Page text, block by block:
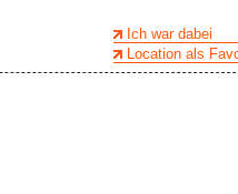
Ich war dabei
Location als